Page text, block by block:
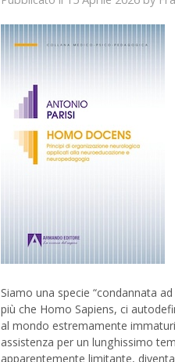
Siamo una specie “condannata
più che Homo Sapiens, ci
al mondo estremamente
assistenza per un lunghissimo
apparentemente limitante,